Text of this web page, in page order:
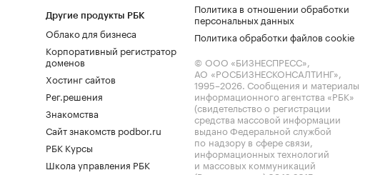
Другие продукты РБК
Облако для бизнеса
Корпоративный регистратор
доменов
Хостинг сайтов
Рег.решения
Знакомства
Сайт знакомств podbor.ru
РБК Курсы
Школа управления РБК
Политика в отношении обработки
персональных данных
Политика обработки файлов cookie
© ООО «БИЗНЕСПРЕСС»,
АО «РОСБИЗНЕСКОНСАЛТИНГ»,
1995–2026. Сообщения и материалы
информационного агентства «РБК»
(свидетельство о регистрации
средства массовой информации
выдано Федеральной службой
по надзору в сфере связи,
информационных технологий
и массовых коммуникаций